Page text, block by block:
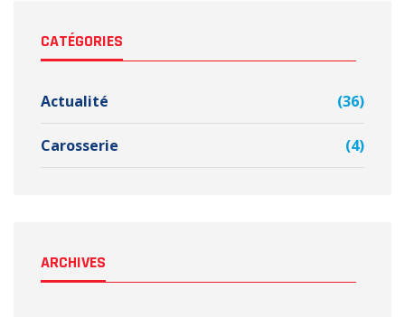
CATÉGORIES
Actualité (36)
Carosserie (4)
ARCHIVES